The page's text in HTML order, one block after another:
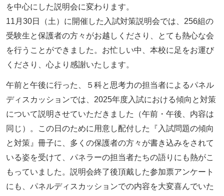
を中心にした説明会に変わります。
11月30日（土）に開催した入試対策説明会では、256組の
受験生と保護者の方々がお越しくださり、とても熱心な会
を行うことができました。お忙しい中、本校に足をお運び
くださり、心より感謝いたします。
午前と午後に行った、５科と思考力の担当者によるパネル
ディスカッションでは、2025年度入試における傾向と対策
について説明させていただきました（午前・午後、内容は
同じ）。この日のために用意し配付した『入試問題の傾向
と対策』冊子に、多くの保護者の方々が書き込みをされて
いる姿を受けて、パネラーの担当者たちの語りにも熱がこ
もっていました。説明会終了後頂戴した参加票アンケート
にも、パネルディスカッションでの内容を大変喜んでいた